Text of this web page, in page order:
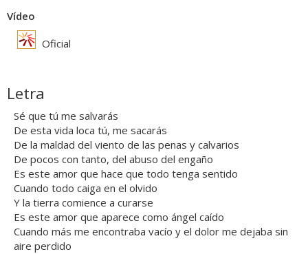
Vídeo
Oficial
Letra
Sé que tú me salvarás
De esta vida loca tú, me sacarás
De la maldad del viento de las penas y calvarios
De pocos con tanto, del abuso del engaño
Es este amor que hace que todo tenga sentido
Cuando todo caiga en el olvido
Y la tierra comience a curarse
Es este amor que aparece como ángel caído
Cuando más me encontraba vacío y el dolor me dejaba sin
aire perdido